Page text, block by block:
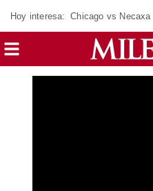
Hoy interesa: Chicago vs Necaxa